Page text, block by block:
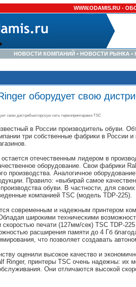
WWW.ODAMIS.RU -
НОВОСТИ КОМПАНИЙ • НОВОСТИ РЫНКА •
оборудует свою
свою дистрибьюторскую сеть термопринтерами TSC
в России производитель обуви.
три собственные фабрики в России
отечественным лидером в
оборудование. Свои фабрики
производства. Аналогичное
Правило: «выбирай самое
обуви. В частности, для
компанией TSC (модель TDP-225).
современным и надежным принтером
широкими техническими
скоростью печати (127мм/сек) TSC TDP-
расширения памяти до 4 Гб
что позволяет создавать
оценили высокое качество и
принтеры TSC очень надежны: их
Они отличаются высокой